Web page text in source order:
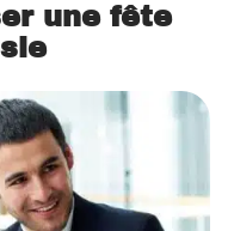
une fête